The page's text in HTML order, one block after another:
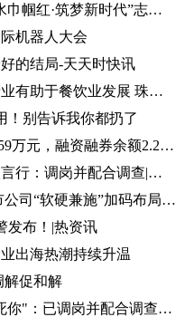
当前要闻：讷河市妇联开展“秋水巾帼红·筑梦新时代”志愿服务活动
机器人大会
的结局-天天时快讯
澳门餐饮协会李荫良：预制菜产业有助于餐饮业发展 珠澳要优势互补 焦点
！别告诉我你都扔了
福瑞股份：7月3日融资买入537.59万元，融资融券余额2.29亿元
聊城交警通报女辅警对市民过激言行：调岗并配合调查|环球快资讯
人形机器人热度高涨 产业链上市公司“软硬兼施”加码布局|环球播资讯
发布！|热资讯
出海热潮持续升温
解促和解
官方通报"辅警辱骂市民扬言弄死你"：已调岗并配合调查-当前聚焦